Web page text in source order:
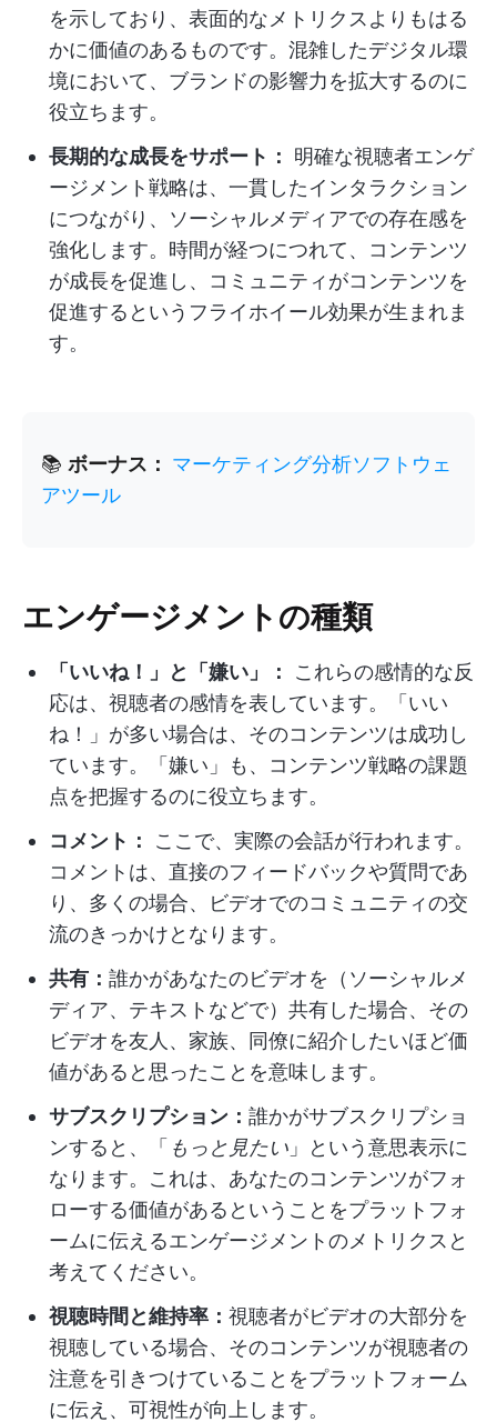
を示しており、表面的なメトリクスよりもはる
かに価値のあるものです。混雑したデジタル環
境において、ブランドの影響力を拡大するのに
役立ちます。
長期的な成長をサポート：
明確な視聴者エンゲ
ージメント戦略は、一貫したインタラクション
につながり、ソーシャルメディアでの存在感を
強化します。時間が経つにつれて、コンテンツ
が成長を促進し、コミュニティがコンテンツを
促進するというフライホイール効果が生まれま
す。
📚 ボーナス： マーケティング分析ソフトウェ
アツール
エンゲージメントの種類
「いいね！」と「嫌い」：
これらの感情的な反
応は、視聴者の感情を表しています。「いい
ね！」が多い場合は、そのコンテンツは成功し
ています。「嫌い」も、コンテンツ戦略の課題
点を把握するのに役立ちます。
コメント：
ここで、実際の会話が行われます。
コメントは、直接のフィードバックや質問であ
り、多くの場合、ビデオでのコミュニティの交
流のきっかけとなります。
共有： 誰かがあなたのビデオを（ソーシャルメ
ディア、テキストなどで）共有した場合、その
ビデオを友人、家族、同僚に紹介したいほど価
値があると思ったことを意味します。
サブスクリプション： 誰かがサブスクリプショ
ンすると、「 もっと見たい 」という意思表示に
なります。これは、あなたのコンテンツがフォ
ローする価値があるということをプラットフォ
ームに伝えるエンゲージメントのメトリクスと
考えてください。
視聴時間と維持率： 視聴者がビデオの大部分を
視聴している場合、そのコンテンツが視聴者の
注意を引きつけていることをプラットフォーム
に伝え、可視性が向上します。